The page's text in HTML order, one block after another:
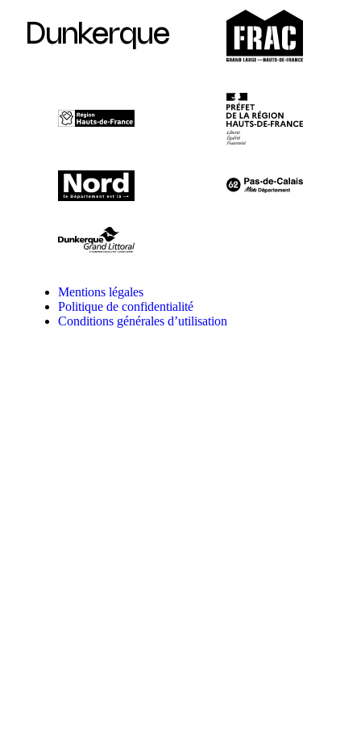
Dunkerque
Mentions légales
Politique de confidentialité
Conditions générales d’utilisation